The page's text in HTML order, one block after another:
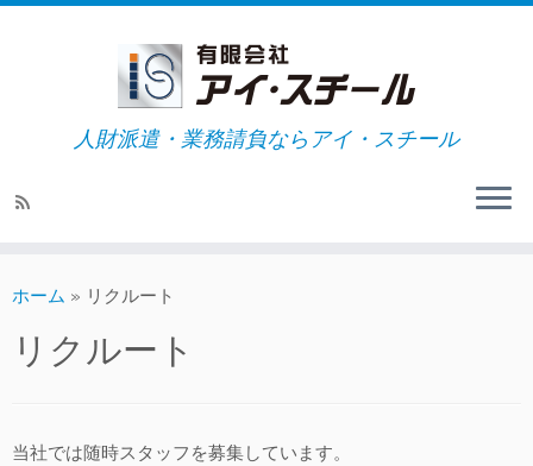
人財派遣・業務請負ならアイ・スチール
ホーム » リクルート
リクルート
当社では随時スタッフを募集しています。